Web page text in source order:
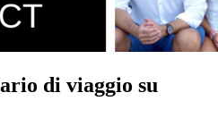
di viaggio su